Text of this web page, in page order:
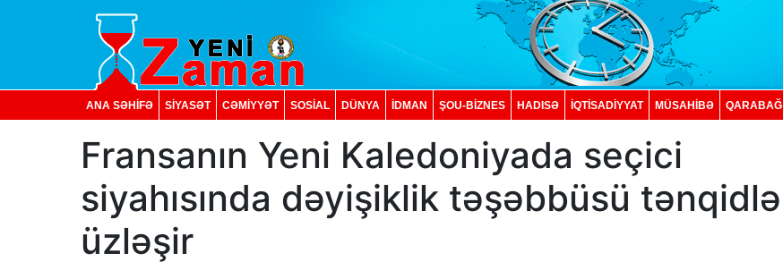
ANA SƏHİFƏ SİYASƏT CƏMİYYƏT SOSIAL DÜNYA İDMAN ŞOU-BİZNES HADISƏ İQTISADIYYAT MÜSAHİBƏ QARABAĞ
Fransanın Yeni Kaledoniyada seçici
siyahısında dəyişiklik təşəbbüsü tənqidlə
üzləşir